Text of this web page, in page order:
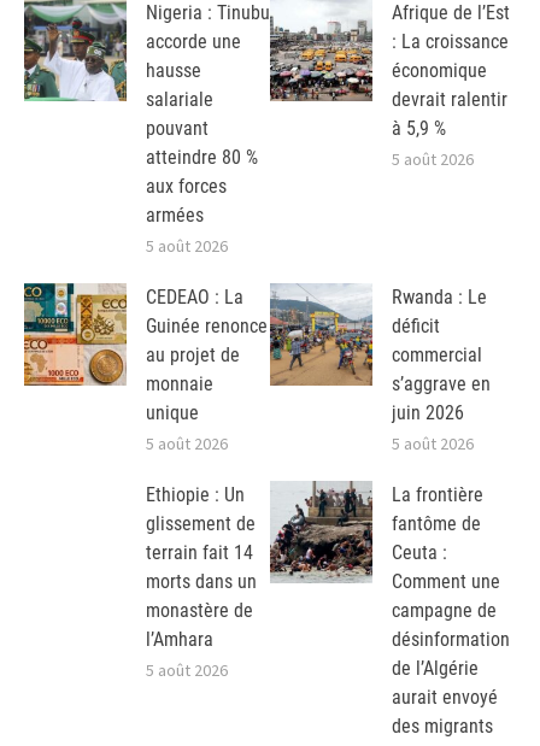
Nigeria : Tinubu
accorde une
hausse
salariale
pouvant
atteindre 80 %
aux forces
armées
5 août 2026
Afrique de l’Est
: La croissance
économique
devrait ralentir
à 5,9 %
5 août 2026
CEDEAO : La
Guinée renonce
au projet de
monnaie
unique
5 août 2026
Rwanda : Le
déficit
commercial
s’aggrave en
juin 2026
5 août 2026
Ethiopie : Un
glissement de
terrain fait 14
morts dans un
monastère de
l’Amhara
5 août 2026
La frontière
fantôme de
Ceuta :
Comment une
campagne de
désinformation
de l’Algérie
aurait envoyé
des migrants